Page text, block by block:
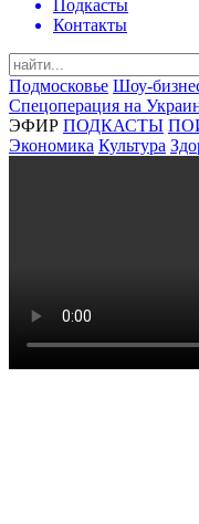
Подкасты
Контакты
Подмосковье Шоу-
Спецоперация на
ЭФИР ПОДКАСТЫ
Экономика Культура